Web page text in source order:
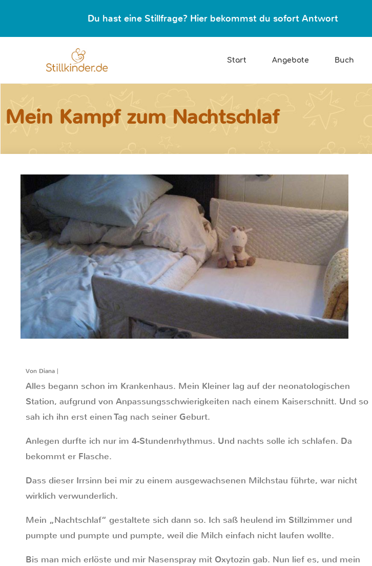
Du hast eine Stillfrage? Hier bekommst du sofort Antwort
Start Angebote Buch
Mein Kampf zum Nachtschlaf
Von Diana |
Alles begann schon im Krankenhaus. Mein Kleiner lag auf der neonatologischen
Station, aufgrund von Anpassungsschwierigkeiten nach einem Kaiserschnitt. Und so
sah ich ihn erst einen Tag nach seiner Geburt.
Anlegen durfte ich nur im 4-Stundenrhythmus. Und nachts solle ich schlafen. Da
bekommt er Flasche.
Dass dieser Irrsinn bei mir zu einem ausgewachsenen Milchstau führte, war nicht
wirklich verwunderlich.
Mein „Nachtschlaf“ gestaltete sich dann so. Ich saß heulend im Stillzimmer und
pumpte und pumpte und pumpte, weil die Milch einfach nicht laufen wollte.
Bis man mich erlöste und mir Nasenspray mit Oxytozin gab. Nun lief es, und mein